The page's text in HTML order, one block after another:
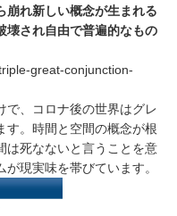
崩れ新しい概念が生まれる
壊され自由で普遍的なもの
great-conjunction-
で、コロナ後の世界はグレ
す。時間と空間の概念が根
は死なないと言うことを意
現実味を帯びています。